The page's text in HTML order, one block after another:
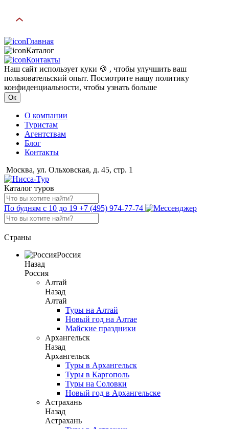
Главная
Каталог
Контакты
Наш сайт использует куки 🍪 , чтобы улучшить ваш
пользовательский опыт. Посмотрите нашу политику
конфиденциальности, чтобы узнать больше
Ок
О компании
Туристам
Агентствам
Блог
Контакты
Москва, ул. Ольховская, д. 45, стр. 1
Каталог туров
По будням с 10 до 19 +7 (495) 974-77-74
Страны
Россия
Назад
Россия
Алтай
Назад
Алтай
Туры на Алтай
Новый год на Алтае
Майские праздники
Архангельск
Назад
Архангельск
Туры в Архангельск
Туры в Каргополь
Туры на Соловки
Новый год в Архангельске
Астрахань
Назад
Астрахань